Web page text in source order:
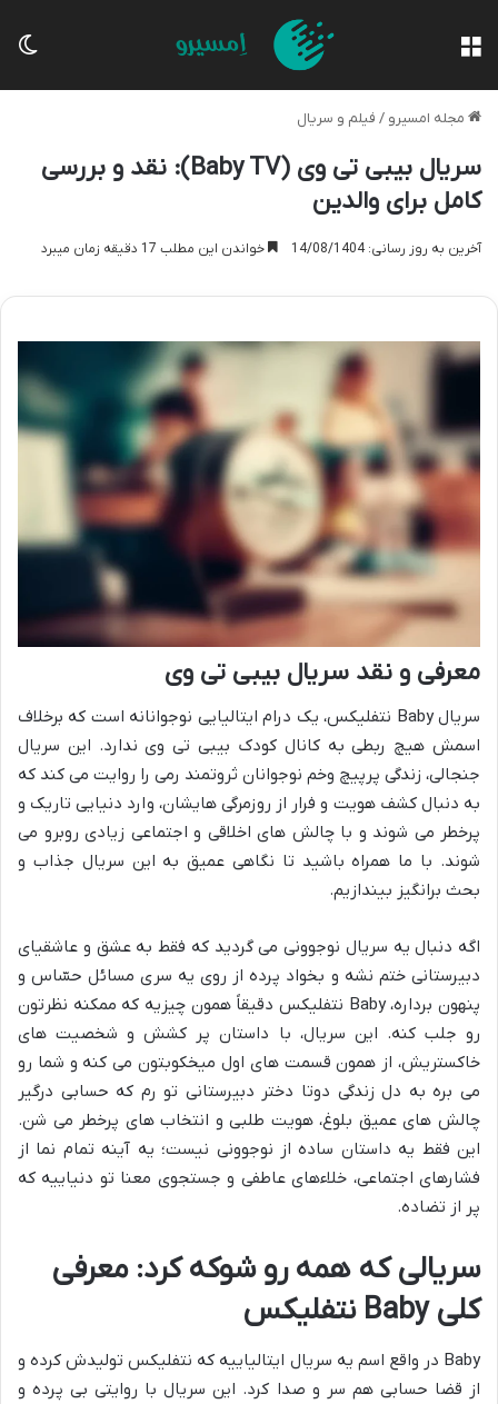
مجله امسیرو / فیلم و سریال
سریال بیبی تی وی (Baby TV): نقد و بررسی
کامل برای والدین
آخرین به روز رسانی: 14/08/1404 خواندن این مطلب 17 دقیقه زمان میبرد
معرفی و نقد سریال بیبی تی وی
سریال Baby نتفلیکس، یک درام ایتالیایی نوجوانانه است که برخلاف
اسمش هیچ ربطی به کانال کودک بیبی تی وی ندارد. این سریال
جنجالی، زندگی پرپیچ وخم نوجوانان ثروتمند رمی را روایت می کند که
به دنبال کشف هویت و فرار از روزمرگی هایشان، وارد دنیایی تاریک و
پرخطر می شوند و با چالش های اخلاقی و اجتماعی زیادی روبرو می
شوند. با ما همراه باشید تا نگاهی عمیق به این سریال جذاب و
بحث برانگیز بیندازیم.
اگه دنبال یه سریال نوجوونی می گردید که فقط به عشق و عاشقیای
دبیرستانی ختم نشه و بخواد پرده از روی یه سری مسائل حسّاس و
پنهون برداره، Baby نتفلیکس دقیقاً همون چیزیه که ممکنه نظرتون
رو جلب کنه. این سریال، با داستان پر کشش و شخصیت های
خاکستریش، از همون قسمت های اول میخکوبتون می کنه و شما رو
می بره به دل زندگی دوتا دختر دبیرستانی تو رم که حسابی درگیر
چالش های عمیق بلوغ، هویت طلبی و انتخاب های پرخطر می شن.
این فقط یه داستان ساده از نوجوونی نیست؛ یه آینه تمام نما از
فشارهای اجتماعی، خلاءهای عاطفی و جستجوی معنا تو دنیاییه که
پر از تضاده.
سریالی که همه رو شوکه کرد: معرفی
کلی Baby نتفلیکس
Baby در واقع اسم یه سریال ایتالیاییه که نتفلیکس تولیدش کرده و
از قضا حسابی هم سر و صدا کرد. این سریال با روایتی بی پرده و